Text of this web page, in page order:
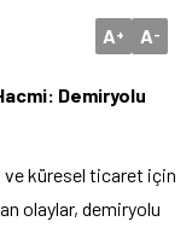
A+ A-
Demiryolu
ve küresel ticaret için
olaylar, demiryolu